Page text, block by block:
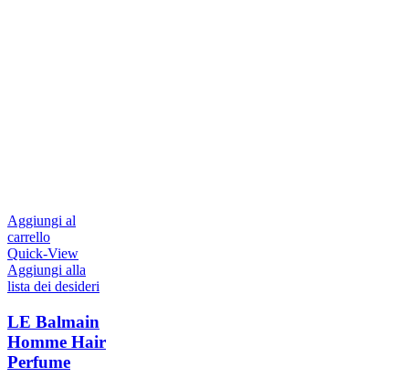
Aggiungi al
carrello
Quick-View
Aggiungi alla
lista dei desideri
LE Balmain
Homme Hair
Perfume